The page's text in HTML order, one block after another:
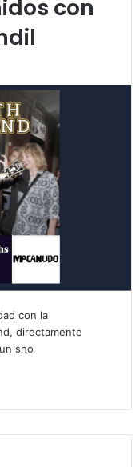
con
con la
directamente
sho